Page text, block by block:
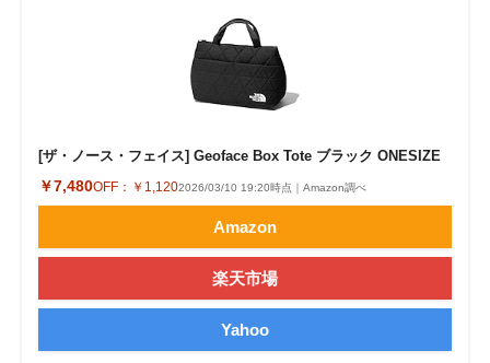
マーケ×ITの今がよく分かる
企業向けIT製品の総合サイト
[ザ・ノース・フェイス] Geoface Box Tote ブラック ONESIZE
￥7,480OFF： ￥1,1202026/03/10 19:20時点｜Amazon調べ
Amazon
楽天市場
Yahoo